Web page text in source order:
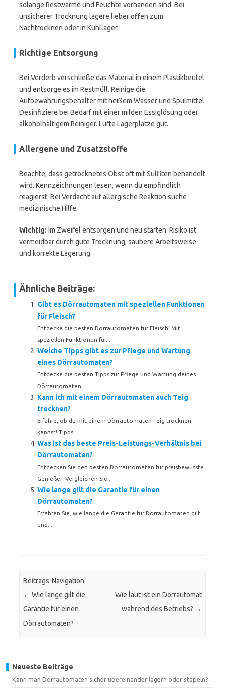
solange Restwärme und Feuchte vorhanden sind. Bei
unsicherer Trocknung lagere lieber offen zum
Nachtrocknen oder in Kühllager.
Richtige Entsorgung
Bei Verderb verschließe das Material in einem Plastikbeutel
und entsorge es im Restmüll. Reinige die
Aufbewahrungsbehälter mit heißem Wasser und Spülmittel.
Desinfiziere bei Bedarf mit einer milden Essiglösung oder
alkoholhaltigem Reiniger. Lüfte Lagerplätze gut.
Allergene und Zusatzstoffe
Beachte, dass getrocknetes Obst oft mit Sulfiten behandelt
wird. Kennzeichnungen lesen, wenn du empfindlich
reagierst. Bei Verdacht auf allergische Reaktion suche
medizinische Hilfe.
Wichtig: Im Zweifel entsorgen und neu starten. Risiko ist
vermeidbar durch gute Trocknung, saubere Arbeitsweise
und korrekte Lagerung.
Ähnliche Beiträge:
Gibt es Dörrautomaten mit speziellen Funktionen
für Fleisch?
Entdecke die besten Dörrautomaten für Fleisch! Mit
speziellen Funktionen für...
Welche Tipps gibt es zur Pflege und Wartung
eines Dörrautomaten?
Entdecke die besten Tipps zur Pflege und Wartung deines
Dörrautomaten...
Kann ich mit einem Dörrautomaten auch Teig
trocknen?
Erfahre, ob du mit einem Dörrautomaten Teig trocknen
kannst! Tipps...
Was ist das beste Preis-Leistungs-Verhältnis bei
Dörrautomaten?
Entdecken Sie den besten Dörrautomaten für preisbewusste
Genießer! Vergleichen Sie...
Wie lange gilt die Garantie für einen
Dörrautomaten?
Erfahren Sie, wie lange die Garantie für Dörrautomaten gilt
und...
Beitrags-Navigation
← Wie lange gilt die
Garantie für einen
Dörrautomaten?
Wie laut ist ein Dörrautomat
während des Betriebs? →
Neueste Beiträge
Kann man Dörrautomaten sicher übereinander lagern oder stapeln?